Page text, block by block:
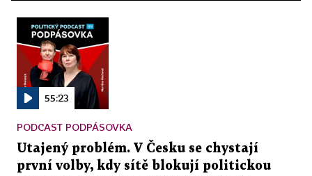
55:23
PODCAST PODPÁSOVKA
Utajený problém. V Česku se chystají
první volby, kdy sítě blokují politickou